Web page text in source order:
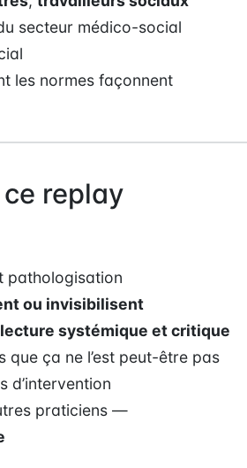
secteur médico-social
les normes façonnent
replay
pathologisation
ou invisibilisent
lecture systémique et critique
que ça ne l’est peut-être pas
d’intervention
praticiens —